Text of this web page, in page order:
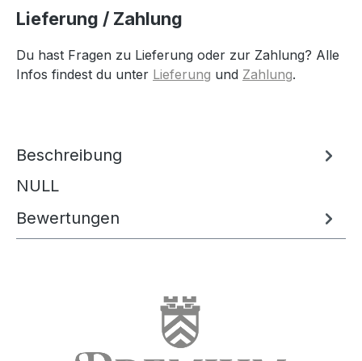
Lieferung / Zahlung
Du hast Fragen zu Lieferung oder zur Zahlung? Alle
Infos findest du unter Lieferung und Zahlung.
Beschreibung
NULL
Bewertungen